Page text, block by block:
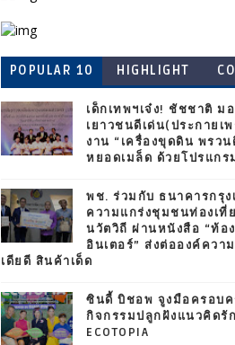
POPULAR 10 HIGHLIGHT
เด็กเทพฯเจ๋ง! ชัชชาติ ม
เยาวชนดีเด่น(ประกายเ
งาน “เครื่องขุดดิน พรว
หยอดเมล็ด ด้วยโปรแกร
พช. ร่วมกับ ธนาคารกรุง
ความแกร่งชุมชนท่องเที่ย
นวัตวิถี ผ่านหนังสือ “ท้อ
อินเตอร์” ส่งต่อองค์ควา
เดียดี สินค้าเด็ด
ซินดี้ บิชอพ จูงมือครอบค
กิจกรรมปลูกฝังแนวคิดรั
ECOTOPIA